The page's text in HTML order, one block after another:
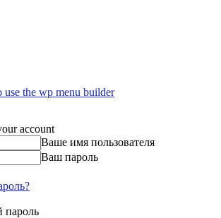
use the wp menu builder
account
Ваше имя пользователя
Ваш пароль
пароль